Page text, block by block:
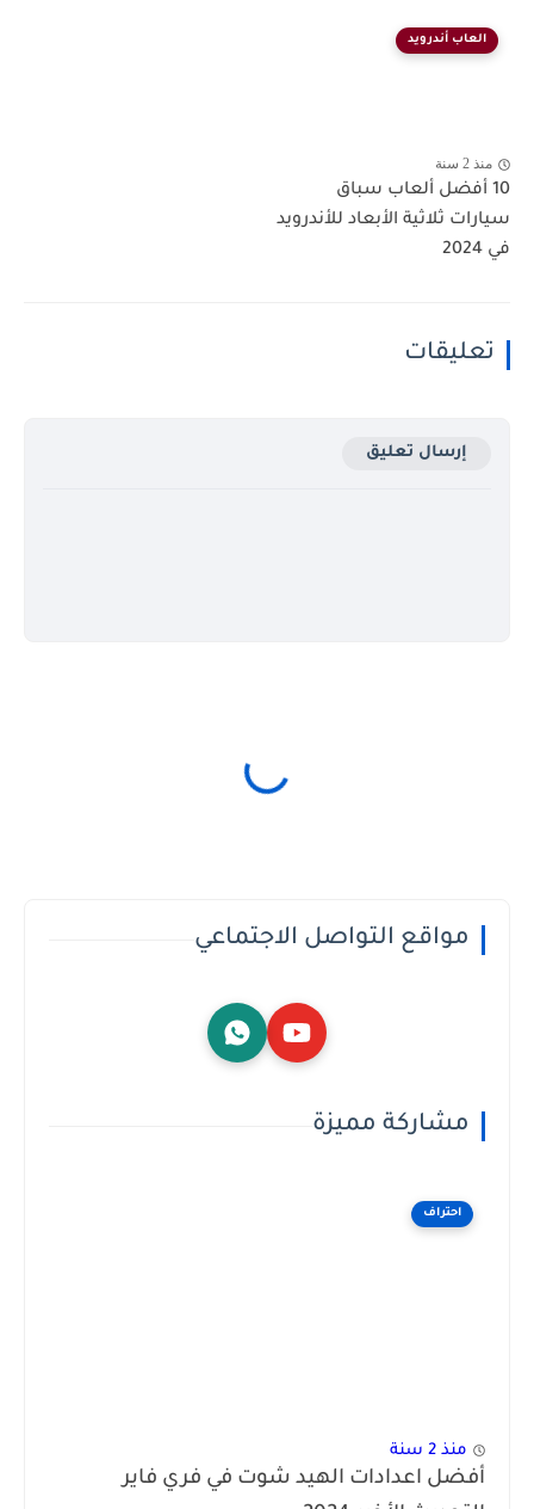
العاب أندرويد
منذ 2 سنة
10 أفضل ألعاب سباق
سيارات ثلاثية الأبعاد للأندرويد
في 2024
تعليقات
إرسال تعليق
مواقع التواصل الاجتماعي
مشاركة مميزة
احتراف
منذ 2 سنة
أفضل اعدادات الهيد شوت في فري فاير